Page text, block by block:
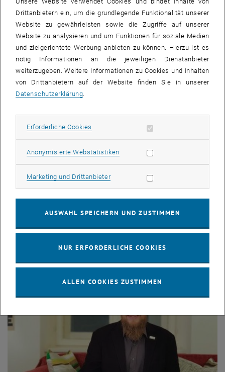
Forschungsbereichsleitung
Sabine Reissner
Univ.Ass. Mag.iur.
Prae Doc
Drittanbietern ein, um die grundlegende Funktionalität unserer
Website zu gewährleisten sowie die Zugriffe auf unserer
Website zu analysieren und um Funktionen für soziale Medien
und zielgerichtete Werbung anbieten zu können. Hierzu ist es
nötig Informationen an die jeweiligen Dienstanbieter
weiterzugeben. Weitere Informationen zu Cookies und Inhalten
von Drittanbietern auf der Website finden Sie in unserer
Datenschutzerklärung
Erforderliche Cookies Erforderliche Cookies zulassen
Anonymisierte WebstatistikenStatistik Cookies zulassen
Marketing und DrittanbieterMarketing Cookies zulassen
AUSWAHL SPEICHERN UND ZUSTIMMEN
NUR ERFORDERLICHE COOKIES
ALLEN COOKIES ZUSTIMMEN